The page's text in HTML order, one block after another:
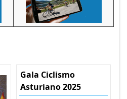
Gala Ciclismo
Asturiano 2025